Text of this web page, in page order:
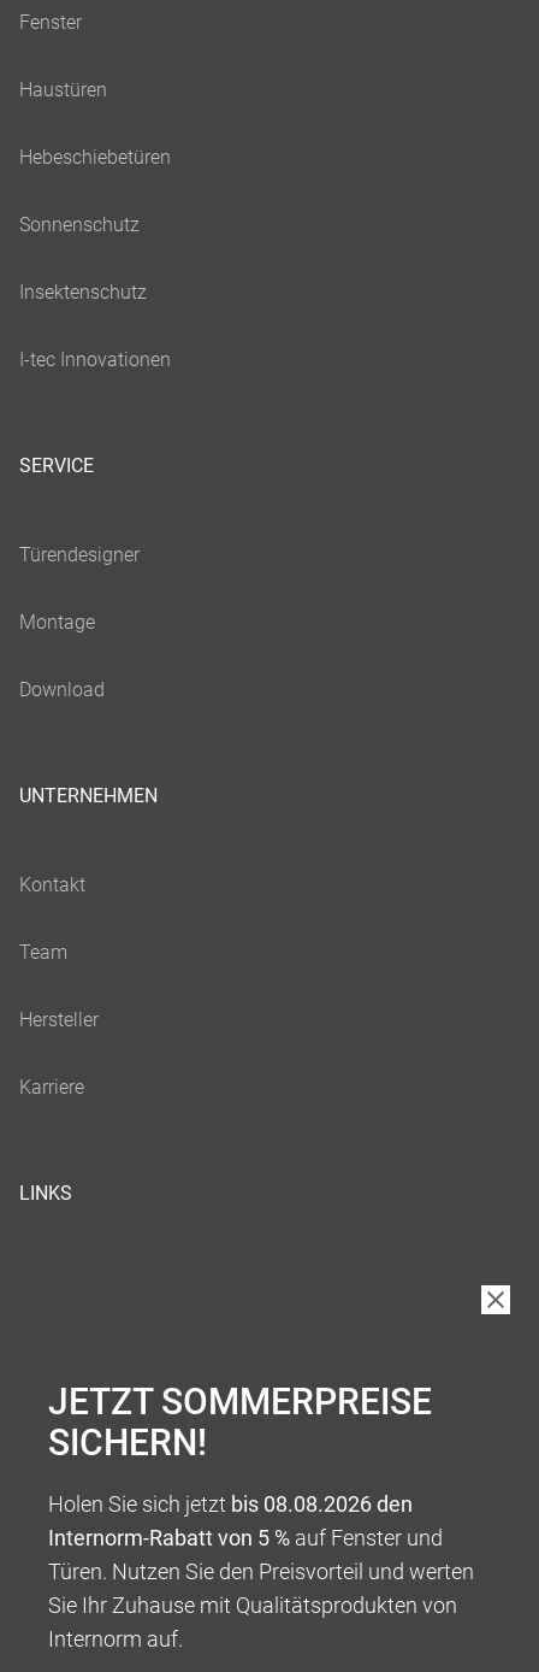
SERVICE
UNTERNEHMEN
LINKS
JETZT SOMMERPREISE
SICHERN!
Holen Sie sich jetzt bis 08.08.2026 den
Internorm-Rabatt von 5 % auf Fenster und
Türen. Nutzen Sie den Preisvorteil und werten
Sie Ihr Zuhause mit Qualitätsprodukten von
Internorm auf.